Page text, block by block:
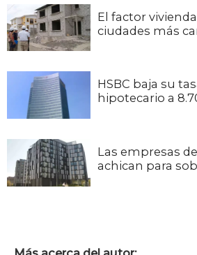
El factor
ciudades más
HSBC baja su
hipotecario a
Las empresas
achican para